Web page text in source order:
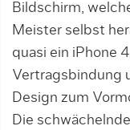
Bildschirm,
Meister selbst
quasi ein iPhone
Vertragsbindung
Design zum
Die